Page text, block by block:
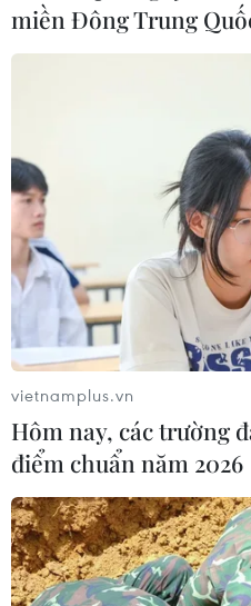
miền Đông Trung
vietnamplus.vn
Hôm nay, các trường
điểm chuẩn năm 2026